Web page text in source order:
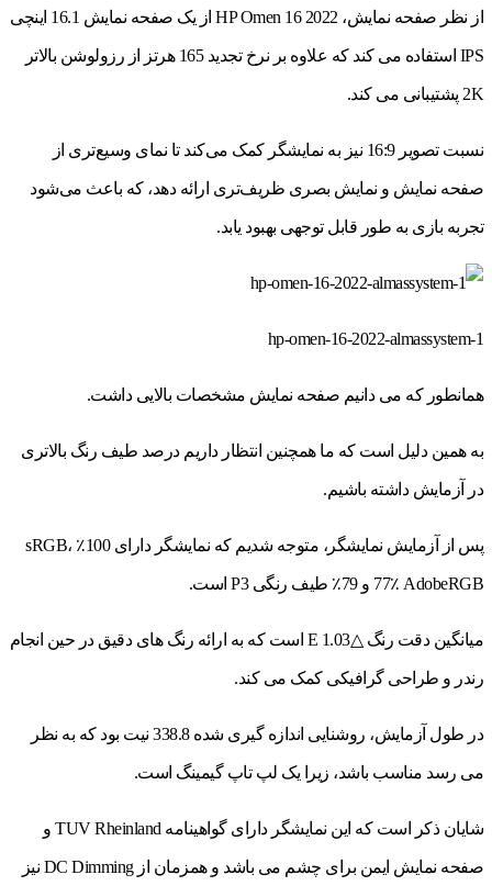
از نظر صفحه نمایش، HP Omen 16 2022 از یک صفحه نمایش 16.1 اینچی
IPS استفاده می کند که علاوه بر نرخ تجدید 165 هرتز از رزولوشن بالاتر
2K پشتیبانی می کند.
نسبت تصویر 16:9 نیز به نمایشگر کمک می‌کند تا نمای وسیع‌تری از
صفحه نمایش و نمایش بصری ظریف‌تری ارائه دهد، که باعث می‌شود
تجربه بازی به طور قابل توجهی بهبود یابد.
hp-omen-16-2022-almassystem-1
همانطور که می دانیم صفحه نمایش مشخصات بالایی داشت.
به همین دلیل است که ما همچنین انتظار داریم درصد طیف رنگ بالاتری
در آزمایش داشته باشیم.
پس از آزمایش نمایشگر، متوجه شدیم که نمایشگر دارای 100٪ sRGB،
77٪ AdobeRGB و 79٪ طیف رنگی P3 است.
میانگین دقت رنگ △E 1.03 است که به ارائه رنگ های دقیق در حین انجام
رندر و طراحی گرافیکی کمک می کند.
در طول آزمایش، روشنایی اندازه گیری شده 338.8 نیت بود که به نظر
می رسد مناسب باشد، زیرا یک لپ تاپ گیمینگ است.
شایان ذکر است که این نمایشگر دارای گواهینامه TUV Rheinland و
صفحه نمایش ایمن برای چشم می باشد و همزمان از DC Dimming نیز